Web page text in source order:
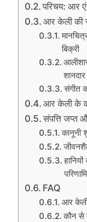
परिचय: आर
आर केली की
बिक्री
संगीत
आर केली के
संपत्ति जप्त
कानूनी
FAQ
आर केली
कौन से